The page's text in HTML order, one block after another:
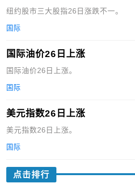
纽约股市三大股指26日涨跌不一。
国际
国际油价26日上涨
国际油价26日上涨。
国际
美元指数26日上涨
美元指数26日上涨。
国际
点击排行